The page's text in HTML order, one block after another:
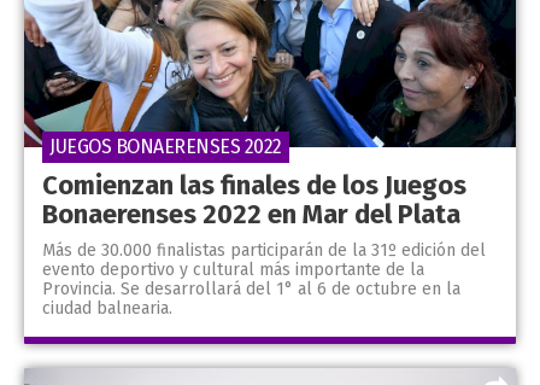
Comienzan las finales de los Juegos
Bonaerenses 2022 en Mar del Plata
Más de 30.000 finalistas participarán de la 31º edición del
evento deportivo y cultural más importante de la
Provincia. Se desarrollará del 1° al 6 de octubre en la
ciudad balnearia.
JUEGOS BONAERENSES 2022